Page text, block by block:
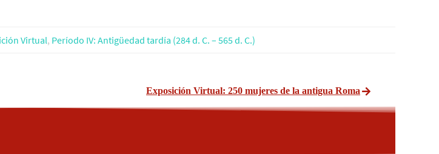
Virtual, Período IV: Antigüedad tardía (284 d. C. – 565 d. C.)
Exposición Virtual: 250 mujeres de la antigua Roma